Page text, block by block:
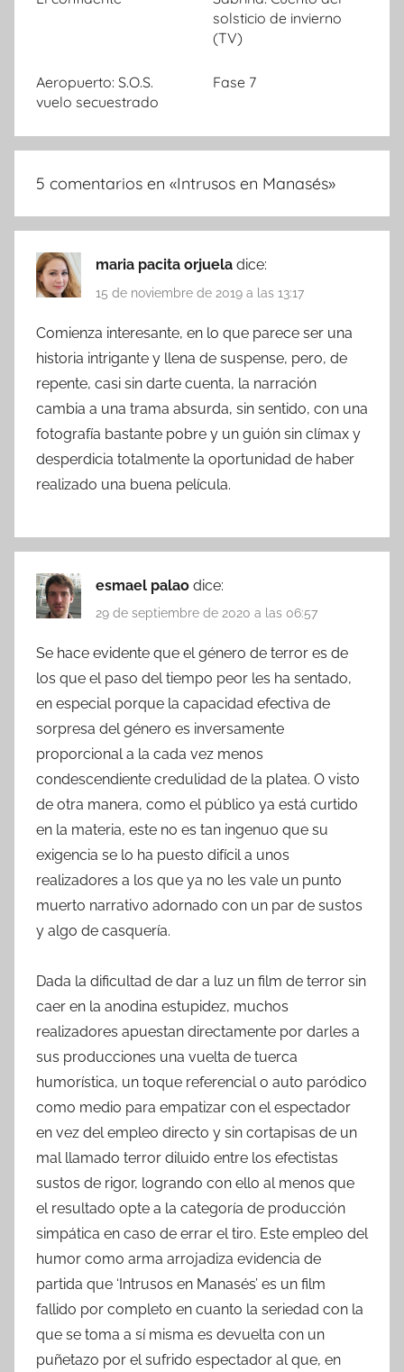
solsticio de invierno
(TV)
Aeropuerto: S.O.S.
vuelo secuestrado
Fase 7
5 comentarios en «Intrusos en Manasés»
maria pacita orjuela dice:
15 de noviembre de 2019 a las 13:17
Comienza interesante, en lo que parece ser una
historia intrigante y llena de suspense, pero, de
repente, casi sin darte cuenta, la narración
cambia a una trama absurda, sin sentido, con una
fotografía bastante pobre y un guión sin clímax y
desperdicia totalmente la oportunidad de haber
realizado una buena película.
esmael palao dice:
29 de septiembre de 2020 a las 06:57
Se hace evidente que el género de terror es de
los que el paso del tiempo peor les ha sentado,
en especial porque la capacidad efectiva de
sorpresa del género es inversamente
proporcional a la cada vez menos
condescendiente credulidad de la platea. O visto
de otra manera, como el público ya está curtido
en la materia, este no es tan ingenuo que su
exigencia se lo ha puesto difícil a unos
realizadores a los que ya no les vale un punto
muerto narrativo adornado con un par de sustos
y algo de casquería.
Dada la dificultad de dar a luz un film de terror sin
caer en la anodina estupidez, muchos
realizadores apuestan directamente por darles a
sus producciones una vuelta de tuerca
humorística, un toque referencial o auto paródico
como medio para empatizar con el espectador
en vez del empleo directo y sin cortapisas de un
mal llamado terror diluido entre los efectistas
sustos de rigor, logrando con ello al menos que
el resultado opte a la categoría de producción
simpática en caso de errar el tiro. Este empleo del
humor como arma arrojadiza evidencia de
partida que ‘Intrusos en Manasés’ es un film
fallido por completo en cuanto la seriedad con la
que se toma a sí misma es devuelta con un
puñetazo por el sufrido espectador al que, en